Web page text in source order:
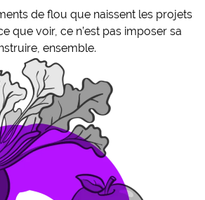
de flou que naissent les projets
que voir, ce n’est pas imposer sa
ensemble.